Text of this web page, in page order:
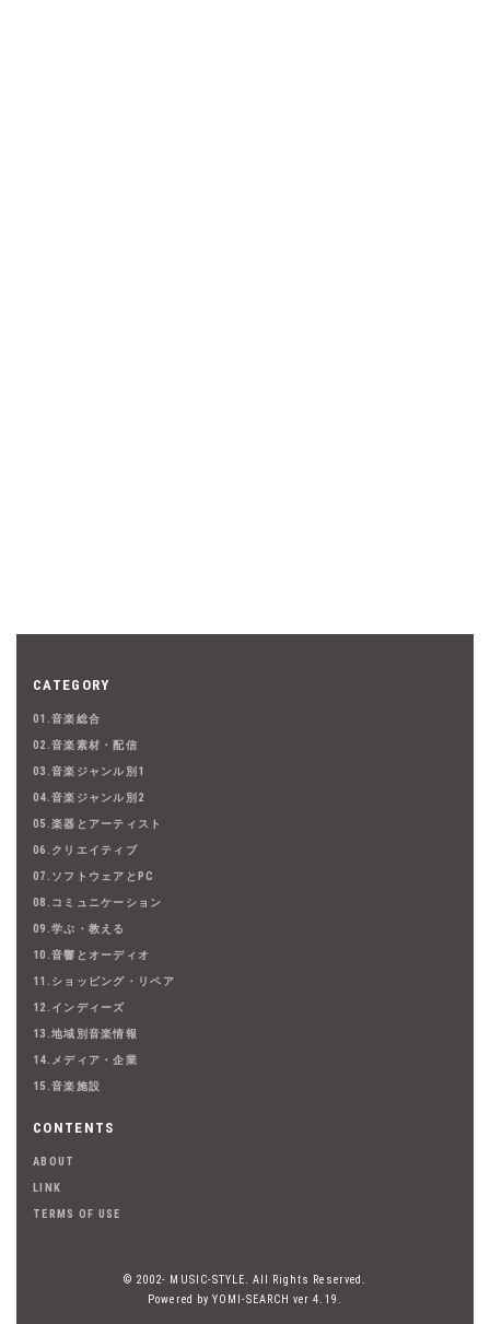
CATEGORY
01.音楽総合
02.音楽素材・配信
03.音楽ジャンル別1
04.音楽ジャンル別2
05.楽器とアーティスト
06.クリエイティブ
07.ソフトウェアとPC
08.コミュニケーション
09.学ぶ・教える
10.音響とオーディオ
11.ショッピング・リペア
12.インディーズ
13.地域別音楽情報
14.メディア・企業
15.音楽施設
CONTENTS
ABOUT
LINK
TERMS OF USE
© 2002- MUSIC-STYLE. All Rights Reserved.
Powered by YOMI-SEARCH ver 4.19.